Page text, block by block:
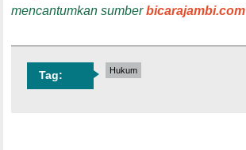
mencantumkan sumberbicarajambi.com
Tag: Hukum